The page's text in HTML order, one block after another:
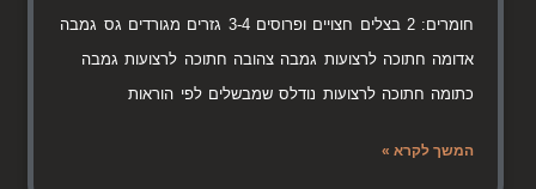
חומרים: 2 בצלים חצויים ופרוסים 3-4 גזרים מגורדים גס גמבה
אדומה חתוכה לרצועות גמבה צהובה חתוכה לרצועות גמבה
כתומה חתוכה לרצועות נודלס שמבשלים לפי הוראות
המשך לקרא »